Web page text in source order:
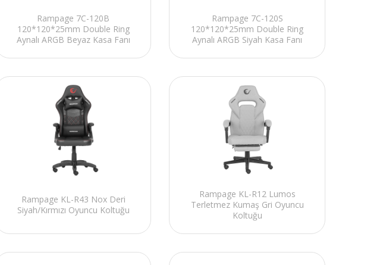
Rampage 7C-120B
120*120*25mm Double Ring
Aynalı ARGB Beyaz Kasa Fanı
Rampage 7C-120S
120*120*25mm Double Ring
Aynalı ARGB Siyah Kasa Fanı
Rampage KL-R43 Nox Deri
Siyah/Kırmızı Oyuncu Koltuğu
Rampage KL-R12 Lumos
Terletmez Kumaş Gri Oyuncu
Koltuğu